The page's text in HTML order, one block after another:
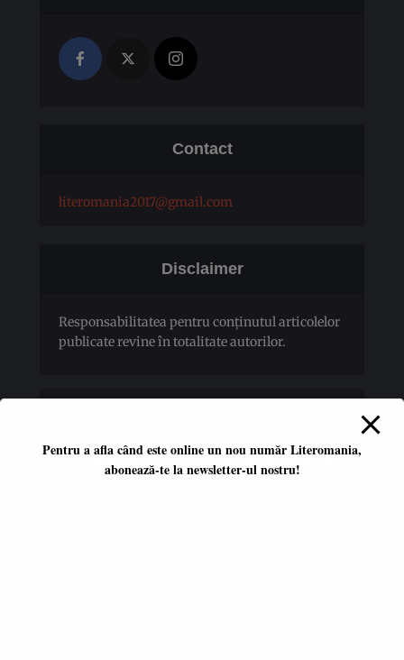
Contact
literomania2017@gmail.com
Disclaimer
Responsabilitatea pentru conţinutul articolelor
publicate revine în totalitate autorilor.
Pentru a afla când este online un nou număr Literomania,
abonează-te la newsletter-ul nostru!